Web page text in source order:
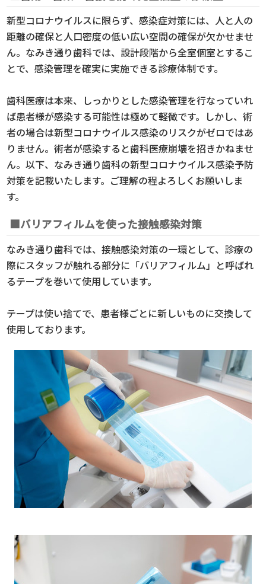
新型コロナウイルスに限らず、感染症対策には、人と人の
距離の確保と人口密度の低い広い空間の確保が欠かせませ
ん。なみき通り歯科では、設計段階から全室個室とするこ
とで、感染管理を確実に実施できる診療体制です。
歯科医療は本来、しっかりとした感染管理を行なっていれ
ば患者様が感染する可能性は極めて軽微です。しかし、術
者の場合は新型コロナウイルス感染のリスクがゼロではあ
りません。術者が感染すると歯科医療崩壊を招きかねませ
ん。以下、なみき通り歯科の新型コロナウイルス感染予防
対策を記載いたします。ご理解の程よろしくお願いしま
す。
■バリアフィルムを使った接触感染対策
なみき通り歯科では、接触感染対策の一環として、診療の
際にスタッフが触れる部分に「バリアフィルム」と呼ばれ
るテープを巻いて使用しています。
テープは使い捨てで、患者様ごとに新しいものに交換して
使用しております。